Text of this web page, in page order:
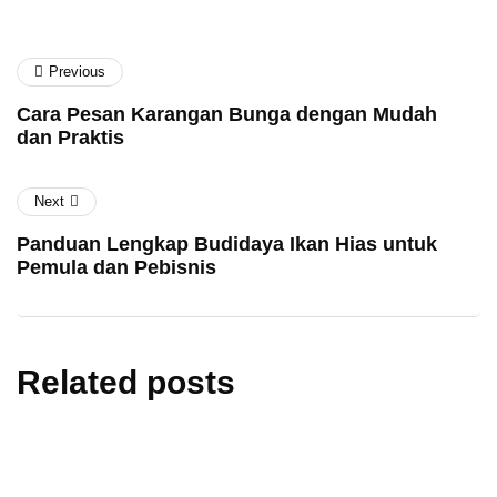
Previous
Cara Pesan Karangan Bunga dengan Mudah
dan Praktis
Next
Panduan Lengkap Budidaya Ikan Hias untuk
Pemula dan Pebisnis
Related posts